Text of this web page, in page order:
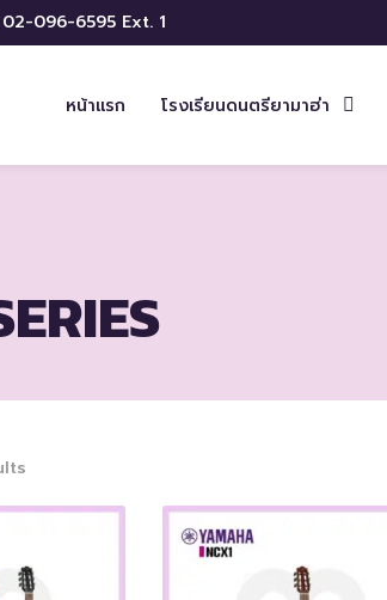
02-096-6595 Ext. 1
หน้าแรก โรงเรียนดนตรียามาฮ่า
price:
to
high